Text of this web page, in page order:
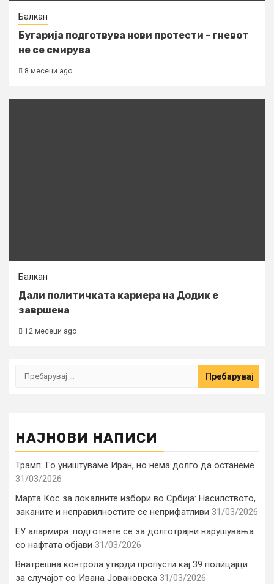
Балкан
Бугарија подготвува нови протести – гневот
не се смирува
8 месеци ago
Балкан
Дали политичката кариера на Додик е
завршена
12 месеци ago
Пребарувај
НАЈНОВИ НАПИСИ
Трамп: Го уништуваме Иран, но нема долго да останеме
31/03/2026
Марта Кос за локалните избори во Србија: Насилството,
заканите и неправилностите се неприфатливи 31/03/2026
ЕУ алармира: подгответе се за долготрајни нарушувања
со нафтата објави 31/03/2026
Внатрешна контрола утврди пропусти кај 39 полицајци
за случајот со Ивана Јовановска 31/03/2026